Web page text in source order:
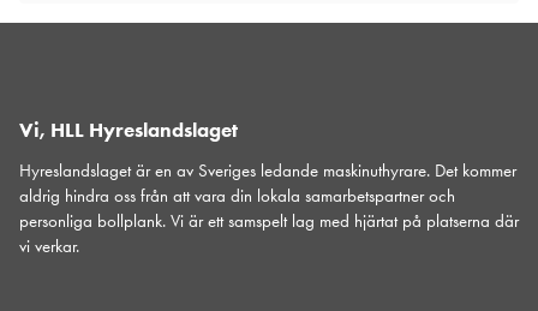
Vi, HLL Hyreslandslaget
Hyreslandslaget är en av Sveriges ledande maskinuthyrare. Det kommer
aldrig hindra oss från att vara din lokala samarbetspartner och
personliga bollplank. Vi är ett samspelt lag med hjärtat på platserna där
vi verkar.